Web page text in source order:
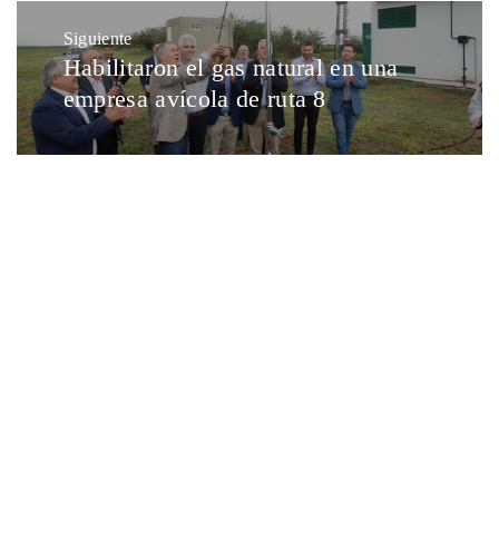
Siguiente
Habilitaron el gas natural en una
empresa avícola de ruta 8